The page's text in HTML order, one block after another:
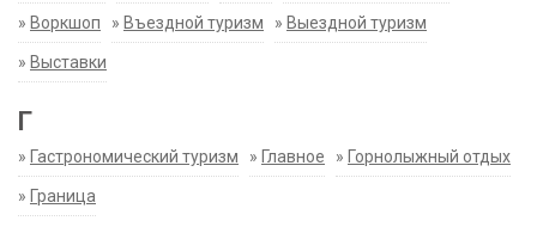
» Воркшоп » Въездной туризм » Выездной туризм
» Выставки
Г
» Гастрономический туризм » Главное » Горнолыжный отдых
» Граница